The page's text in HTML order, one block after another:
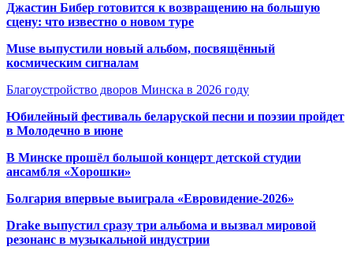
Джастин Бибер готовится к возвращению на большую
сцену: что известно о новом туре
Muse выпустили новый альбом, посвящённый
космическим сигналам
Благоустройство дворов Минска в 2026 году
Юбилейный фестиваль беларуской песни и поэзии пройдет
в Молодечно в июне
В Минске прошёл большой концерт детской студии
ансамбля «Хорошки»
Болгария впервые выиграла «Евровидение-2026»
Drake выпустил сразу три альбома и вызвал мировой
резонанс в музыкальной индустрии